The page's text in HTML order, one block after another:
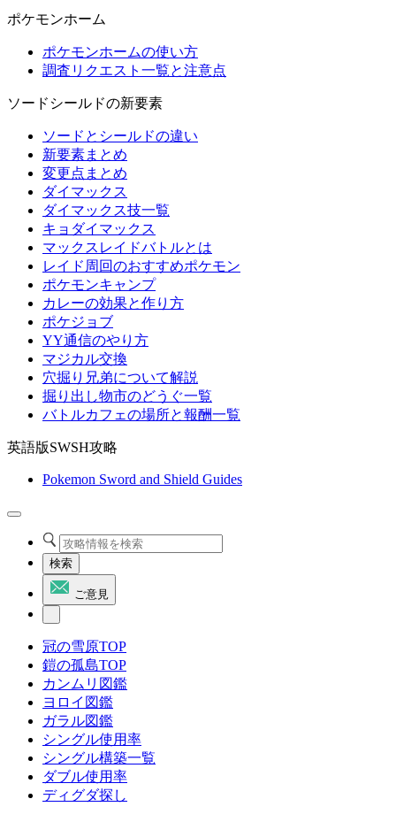
ポケモンホーム
ポケモンホームの使い方
調査リクエスト一覧と注意点
ソードシールドの新要素
ソードとシールドの違い
新要素まとめ
変更点まとめ
ダイマックス
ダイマックス技一覧
キョダイマックス
マックスレイドバトルとは
レイド周回のおすすめポケモン
ポケモンキャンプ
カレーの効果と作り方
ポケジョブ
YY通信のやり方
マジカル交換
穴掘り兄弟について解説
掘り出し物市のどうぐ一覧
バトルカフェの場所と報酬一覧
英語版SWSH攻略
Pokemon Sword and Shield Guides
検索
ご意見
冠の雪原TOP
鎧の孤島TOP
カンムリ図鑑
ヨロイ図鑑
ガラル図鑑
シングル使用率
シングル構築一覧
ダブル使用率
ディグダ探し